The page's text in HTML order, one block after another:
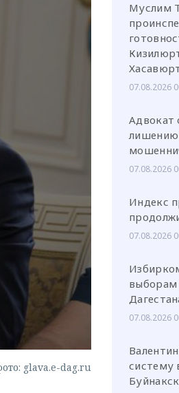
или через соц. сети
glava.e-dag.ru
Муслим
07.08.2026
Адвокат
лишению
07.08.2026
Индекс
07.08.2026
выборам
07.08.2026
систему